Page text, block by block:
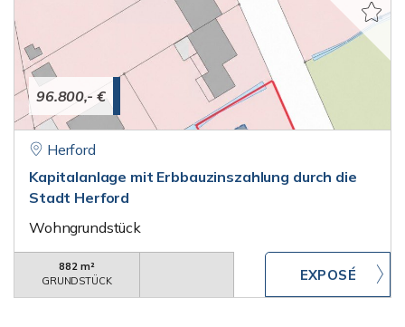
96.800,- €
Herford
Kapitalanlage mit Erbbauzinszahlung durch die
Stadt Herford
Wohngrundstück
882 m²
GRUNDSTÜCK